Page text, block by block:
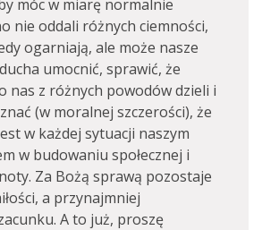
móc w miarę normalnie
nie oddali różnych ciemności,
ogarniają, ale może nasze
umocnić, sprawić, że
nas z różnych powodów dzieli i
(w moralnej szczerości), że
w każdej sytuacji naszym
w budowaniu społecznej i
Za Bożą sprawą pozostaje
a przynajmniej
A to już, proszę